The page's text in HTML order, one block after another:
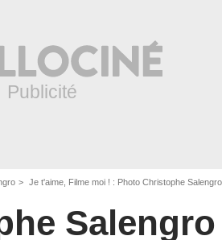
Je t'aime, Filme moi ! : Photo Christophe Salengro
Salengro